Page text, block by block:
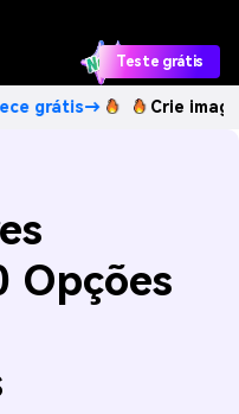
Teste grátis
Crie imagens
Opções